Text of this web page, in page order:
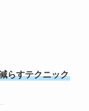
らすテクニック